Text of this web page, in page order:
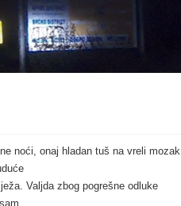
noći, onaj hladan tuš na vreli mozak
Valjda zbog pogrešne odluke